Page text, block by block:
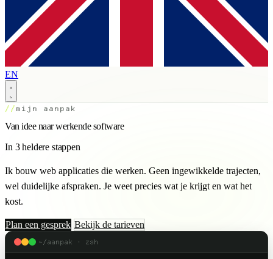
EN
mijn aanpak
Van idee naar werkende software
In 3 heldere stappen
Ik bouw web applicaties die werken. Geen ingewikkelde trajecten,
wel duidelijke afspraken. Je weet precies wat je krijgt en wat het
kost.
Plan een gesprek Bekijk de tarieven
~/aanpak · zsh